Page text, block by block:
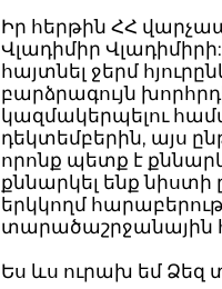
Իր հերթին ՀՀ
Վլադիմիր
հայտնել ջերմ
բարձրագույն
կազմակերպելու
դեկտեմբերին, այս
որոնք պետք է
քննարկել ենք
երկկողմ
տարածաշրջանային
Ես ևս ուրախ եմ Ձեզ